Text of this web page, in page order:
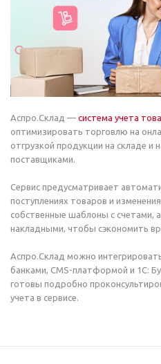
Аспро.Склад — система учета
оптимизировать торговлю на
отгрузкой продукции на складе и
поставщиками.
Сервис предусматривает
поступлениях товаров и
собственные шаблоны с счетами,
накладными, чтобы сэкономить
Аспро.Склад можно
банками, CMS-платформой и 1С:
готовы подробно
учета в сервисе.